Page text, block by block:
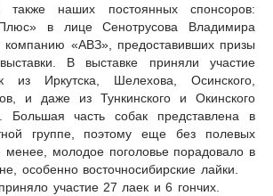
также наших постоянных спонсоров:
в лице Сенотрусова Владимира
компанию «АВЗ», предоставивших призы
В выставке приняли участие
из Иркутска, Шелехова, Осинского,
и даже из Тункинского и Окинского
Большая часть собак представлена в
группе, поэтому еще без полевых
молодое поголовье порадовало в
особенно восточносибирские лайки.
участие 27 лаек и 6 гончих.